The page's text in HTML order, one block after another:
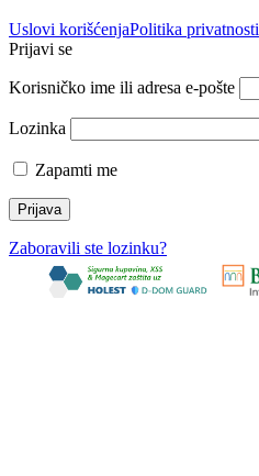
Uslovi korišćenjaPolitika privatnosti
Prijavi se
Korisničko ime ili adresa e-pošte
Lozinka
Zapamti me
Zaboravili ste lozinku?